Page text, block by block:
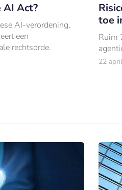
Act?
AI-verordening,
een
rechtsorde.
toe
Ruim
22